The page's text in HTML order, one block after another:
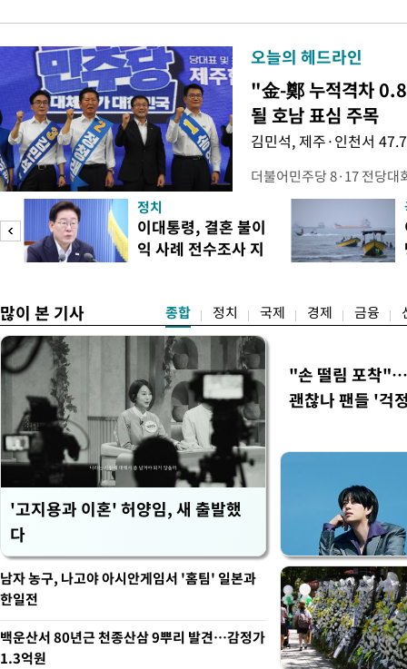
오늘의 헤드라인
"金-鄭 누적격차
될 호남 표심 주목
김민석, 제주·인천서
더불어민주당 8·17 전당대
보가 8일 제주·인천 지역
다. 앞서 정청래 후보 우세
·울산·경남 경선에서 1승
제주·인천 경선에서 이기
정치
이대통령, 결혼 불이
익 사례 전수조사 지
많이 본 기사 종합 정치 국제 경제 금융
'고지용과 이혼' 허양임, 새 출발했
다
"손 떨림 포착
괜찮나 팬들 '걱
남자 농구, 나고야 아시안게임서 '홈팀' 일본과
한일전
백운산서 80년근 천종산삼 9뿌리 발견…감정가
1.3억원